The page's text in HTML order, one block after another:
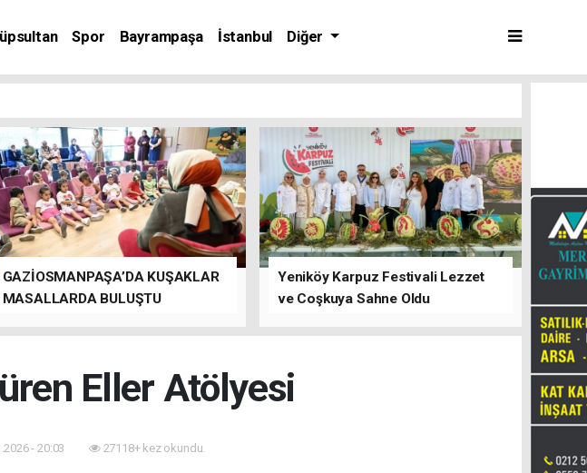
Spor Bayrampaşa İstanbul Diğer
GAZİOSMANPAŞA’DA KUŞAKLAR
MASALLARDA BULUŞTU
Yeniköy Karpuz Festivali Lezzet
ve Coşkuya Sahne Oldu
Eller Atölyesi
- 20:03 27118+ kez okundu.